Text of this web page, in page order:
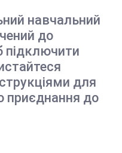
навчальний
до
для
приєднання до